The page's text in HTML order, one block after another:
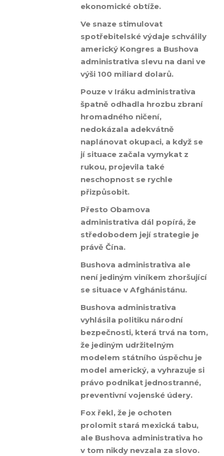
ekonomické obtíže.
Ve snaze stimulovat
spotřebitelské výdaje schválily
americký Kongres a Bushova
administrativa slevu na dani ve
výši 100 miliard dolarů.
Pouze v Iráku administrativa
špatně odhadla hrozbu zbraní
hromadného ničení,
nedokázala adekvátně
naplánovat okupaci, a když se
jí situace začala vymykat z
rukou, projevila také
neschopnost se rychle
přizpůsobit.
Přesto Obamova
administrativa dál popírá, že
středobodem její strategie je
právě Čína.
Bushova administrativa ale
není jediným viníkem zhoršující
se situace v Afghánistánu.
Bushova administrativa
vyhlásila politiku národní
bezpečnosti, která trvá na tom,
že jediným udržitelným
modelem státního úspěchu je
model americký, a vyhrazuje si
právo podnikat jednostranné,
preventivní vojenské údery.
Fox řekl, že je ochoten
prolomit stará mexická tabu,
ale Bushova administrativa ho
v tom nikdy nevzala za slovo.